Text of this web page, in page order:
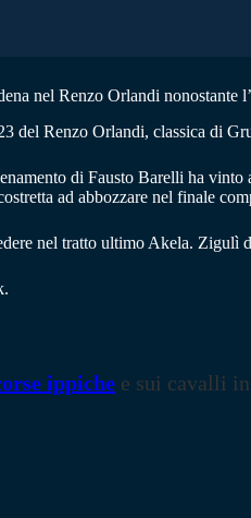
nel Renzo Orlandi nonostante
del Renzo Orlandi, classica di
di Fausto Barelli ha
ad abbozzare nel finale
nel tratto ultimo Akela.
ippiche e sui cavalli